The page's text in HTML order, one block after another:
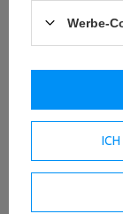
Für Anfänger und
Maschine für zu
Verletzungsrisiko
und dir
unkontrolliertem
Werbe-